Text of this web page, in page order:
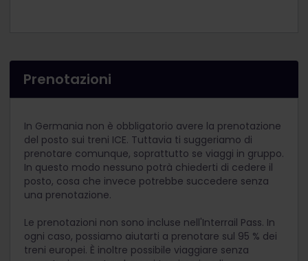
Prenotazioni
In Germania non è obbligatorio avere la prenotazione
del posto sui treni ICE. Tuttavia ti suggeriamo di
prenotare comunque, soprattutto se viaggi in gruppo.
In questo modo nessuno potrà chiederti di cedere il
posto, cosa che invece potrebbe succedere senza
una prenotazione.
Le prenotazioni non sono incluse nell'Interrail Pass. In
ogni caso, possiamo aiutarti a prenotare sul 95 % dei
treni europei. È inoltre possibile viaggiare senza